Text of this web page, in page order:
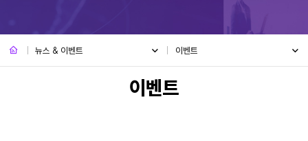
뉴스 & 이벤트 이벤트